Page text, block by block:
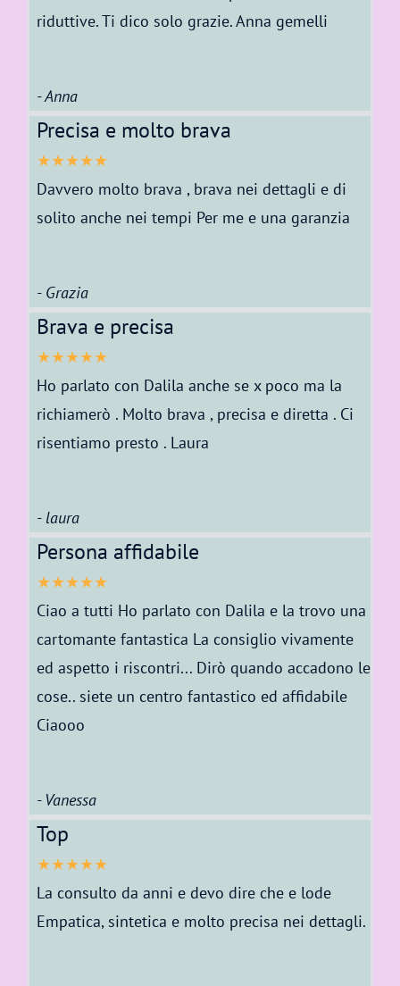
riduttive. Ti dico solo grazie. Anna gemelli
- Anna
Precisa e molto brava
★★★★★
Davvero molto brava , brava nei dettagli e di
solito anche nei tempi Per me e una garanzia
- Grazia
Brava e precisa
★★★★★
Ho parlato con Dalila anche se x poco ma la
richiamerò . Molto brava , precisa e diretta . Ci
risentiamo presto . Laura
- laura
Persona affidabile
★★★★★
Ciao a tutti Ho parlato con Dalila e la trovo una
cartomante fantastica La consiglio vivamente
ed aspetto i riscontri... Dirò quando accadono le
cose.. siete un centro fantastico ed affidabile
Ciaooo
- Vanessa
Top
★★★★★
La consulto da anni e devo dire che e lode
Empatica, sintetica e molto precisa nei dettagli.